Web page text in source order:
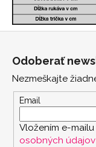
Odoberať
Nezmeškajte
Email
Vložením e-
osobných údajov